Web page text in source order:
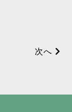
次へ